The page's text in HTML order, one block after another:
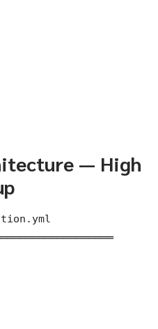
— High